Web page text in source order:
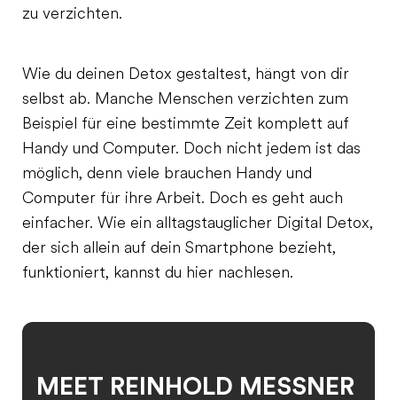
zu verzichten.
Wie du deinen Detox gestaltest, hängt von dir
selbst ab. Manche Menschen verzichten zum
Beispiel für eine bestimmte Zeit komplett auf
Handy und Computer. Doch nicht jedem ist das
möglich, denn viele brauchen Handy und
Computer für ihre Arbeit. Doch es geht auch
einfacher. Wie ein alltagstauglicher Digital Detox,
der sich allein auf dein Smartphone bezieht,
funktioniert, kannst du hier nachlesen.
MEET REINHOLD MESSNER